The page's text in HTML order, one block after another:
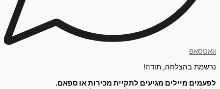
וואטסאפ
נרשמת בהצלחה, תודה!
לפעמים מיילים מגיעים לתקיית מכירות או ספאם.